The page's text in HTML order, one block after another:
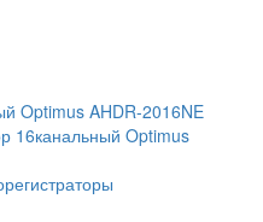
16канальный Optimus